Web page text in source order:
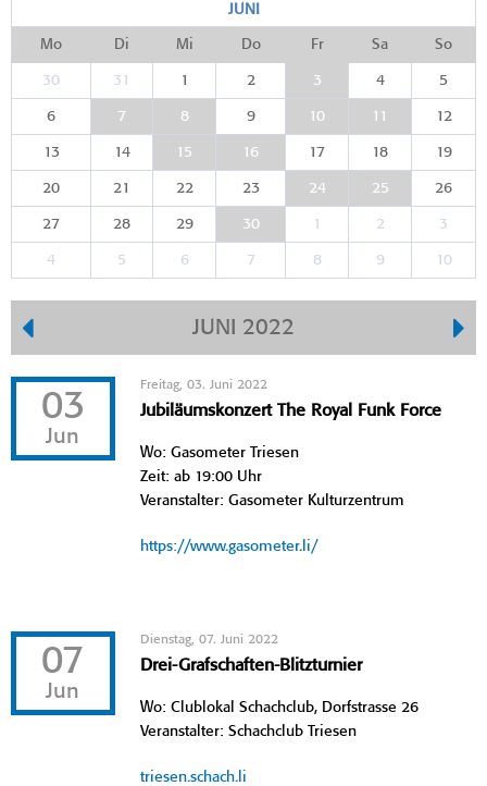
JUNI
Mo Di Mi Do Fr Sa So
30 31 1 2 3 4 5
6 7 8 9 10 11 12
13 14 15 16 17 18 19
20 21 22 23 24 25 26
27 28 29 30 1 2 3
4 5 6 7 8 9 10
JUNI 2022
03
Jun
Freitag, 03. Juni 2022
Jubiläumskonzert The Royal Funk Force
Wo: Gasometer Triesen
Zeit: ab 19:00 Uhr
Veranstalter: Gasometer Kulturzentrum
https://www.gasometer.li/
07
Jun
Dienstag, 07. Juni 2022
Drei-Grafschaften-Blitzturnier
Wo: Clublokal Schachclub, Dorfstrasse 26
Veranstalter: Schachclub Triesen
triesen.schach.li